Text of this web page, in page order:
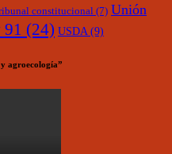
constitucional (7) Unión
(24) USDA (9)
agroecología”